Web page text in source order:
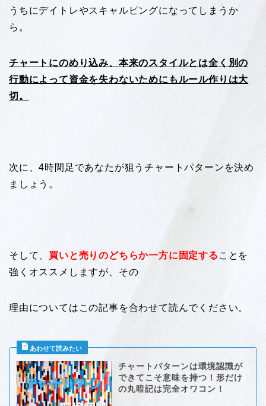
うちにデイトレやスキャルピングになってしまうか
ら。
チャートにのめり込み、本来のスタイルとは全く別の
行動によって資金を失わないためにもルール作りは大
切。
次に、4時間足であなたが狙うチャートパターンを決め
ましょう。
そして、 買いと売りのどちらか一方に固定する ことを
強くオススメしますが、その
理由についてはこの記事を合わせて読んでください。
チャートパターンは環境認識が
できてこそ意味を持つ！形だけ
の丸暗記は完全オワコン！